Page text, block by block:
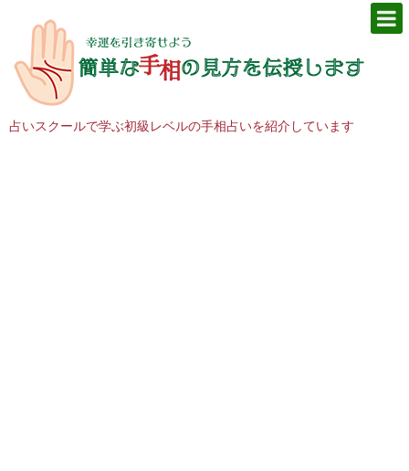
占いスクールで学ぶ初級レベルの手相占いを紹介しています